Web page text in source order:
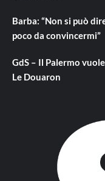
Barba: “Non si può
poco da convincermi”
GdS – Il Palermo
Le Douaron